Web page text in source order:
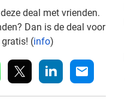
deal met vrienden.
Dan is de deal voor
(info)
linkedin mail